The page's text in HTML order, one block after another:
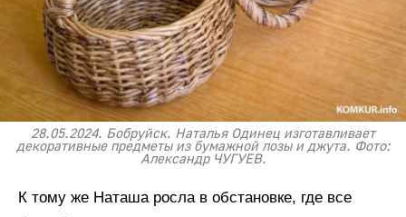
28.05.2024. Бобруйск. Наталья Одинец изготавливает
декоративные предметы из бумажной лозы и джута. Фото:
Александр ЧУГУЕВ.
К тому же Наташа росла в обстановке, где все